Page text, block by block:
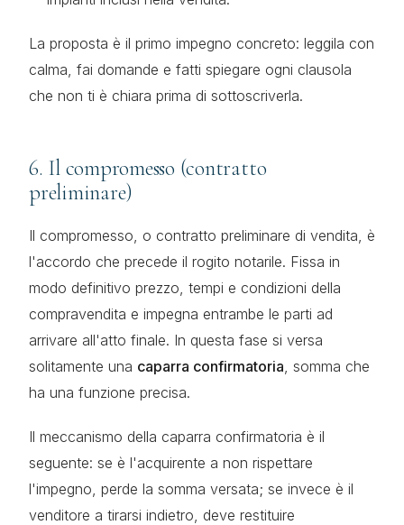
La proposta è il primo impegno concreto: leggila con
calma, fai domande e fatti spiegare ogni clausola
che non ti è chiara prima di sottoscriverla.
6. Il compromesso (contratto
preliminare)
Il compromesso, o contratto preliminare di vendita, è
l'accordo che precede il rogito notarile. Fissa in
modo definitivo prezzo, tempi e condizioni della
compravendita e impegna entrambe le parti ad
arrivare all'atto finale. In questa fase si versa
solitamente una caparra confirmatoria, somma che
ha una funzione precisa.
Il meccanismo della caparra confirmatoria è il
seguente: se è l'acquirente a non rispettare
l'impegno, perde la somma versata; se invece è il
venditore a tirarsi indietro, deve restituire